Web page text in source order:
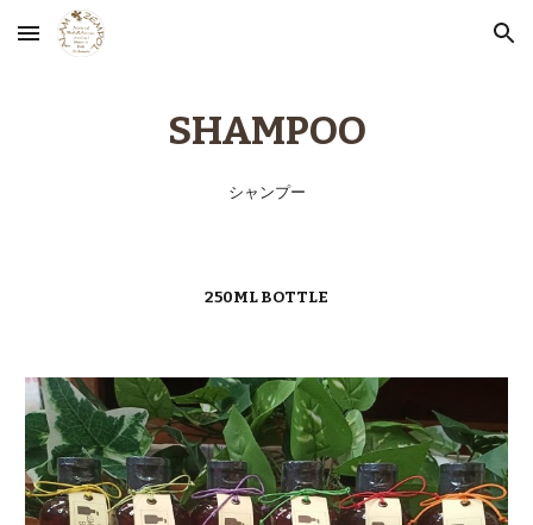
Skip to main content Skip to navigation
SHAMPOO
シャンプー
250ML BOTTLE